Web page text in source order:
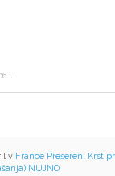
...
v France Prešeren: Krst
NUJNO